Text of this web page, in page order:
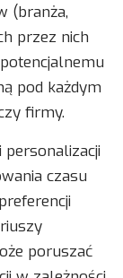
(branża,
przez nich
pod każdym
firmy.
czasu
poruszać